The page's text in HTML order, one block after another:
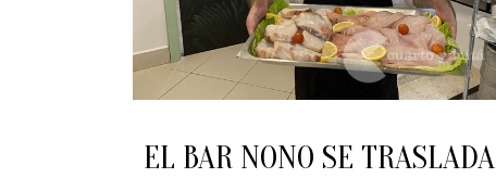
EL BAR NONO SE TRASLADA